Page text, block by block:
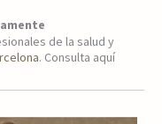
de la salud y
. Consulta aquí